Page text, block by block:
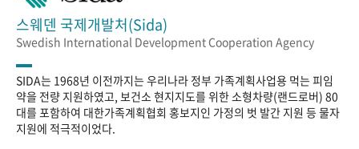
간행물 변천사
기록물 아카이브
사진 아카이브 문서 기록물 행정박물 영상 기록물
스웨덴 국제개발처(Sida)
Swedish International Development Cooperation Agency
SIDA는 1968년 이전까지는 우리나라 정부 가족계획사업용 먹는 피임
약을 전량 지원하였고, 보건소 현지지도를 위한 소형차량(랜드로버) 80
대를 포함하여 대한가족계획협회 홍보지인 가정의 벗 발간 지원 등 물자
지원에 적극적이었다.